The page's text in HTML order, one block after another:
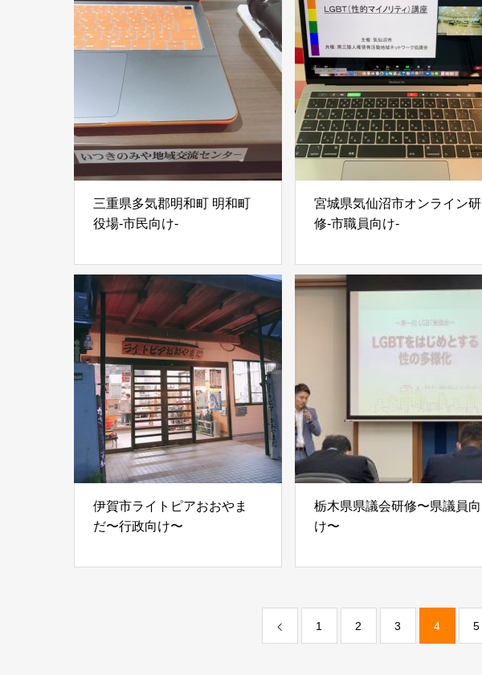
三重県多気郡明和町 明和町
役場-市民向け-
宮城県気仙沼市オンライン研
修-市職員向け-
伊賀市ライトピアおおやま
だ〜行政向け〜
栃木県県議会研修〜県議員向
け〜
1 2 3 4 5